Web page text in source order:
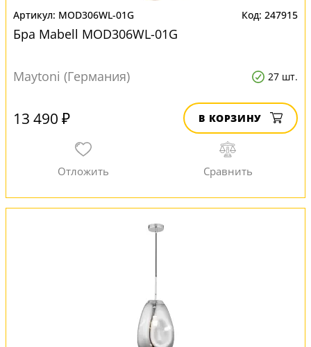
MOD306WL-01G 247915
Бра Mabell MOD306WL-01G
Maytoni (Германия) 27 шт.
13 490 ₽ В КОРЗИНУ